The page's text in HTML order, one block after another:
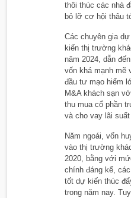
thôi thúc các nhà
bỏ lỡ cơ hội thâu
Các chuyên gia
kiến thị trường
năm 2024, dẫn
vốn khá mạnh mẽ
đầu tư mạo hiểm
M&A khách sạn
thu mua cổ phần
và cho vay lãi suất
Năm ngoái, vốn
vào thị trường
2020, bằng với
chính đáng kể,
tốt dự kiến thúc
trong năm nay.